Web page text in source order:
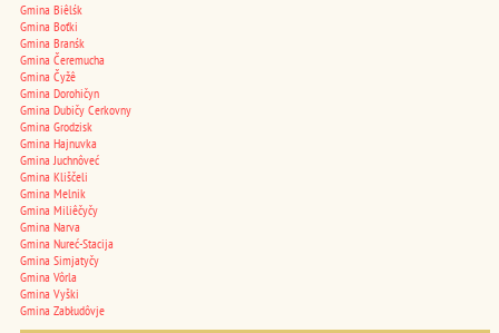
Gmina Biêlśk
Gmina Boťki
Gmina Branśk
Gmina Čeremucha
Gmina Čyžê
Gmina Dorohičyn
Gmina Dubičy Cerkovny
Gmina Grodzisk
Gmina Hajnuvka
Gmina Juchnôveć
Gmina Kliščeli
Gmina Melnik
Gmina Miliêčyčy
Gmina Narva
Gmina Nureć-Stacija
Gmina Simjatyčy
Gmina Vôrla
Gmina Vyški
Gmina Zabłudôvje